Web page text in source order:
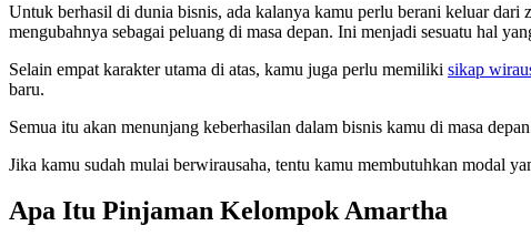
Untuk berhasil di dunia bisnis, ada kalanya kamu perlu berani keluar dari
mengubahnya sebagai peluang di masa depan. Ini menjadi sesuatu hal
Selain empat karakter utama di atas, kamu juga perlu memiliki sikap
baru.
Semua itu akan menunjang keberhasilan dalam bisnis kamu di masa
Jika kamu sudah mulai berwirausaha, tentu kamu membutuhkan modal
Apa Itu Pinjaman Kelompok Amartha